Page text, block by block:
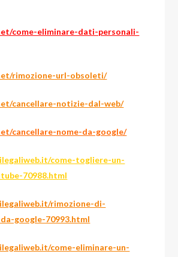
come-eliminare-dati-personali-
rimozione-url-obsoleti/
cancellare-notizie-dal-web/
cancellare-nome-da-google/
come-togliere-un-
70988.html
rimozione-di-
google-70993.html
come-eliminare-un-